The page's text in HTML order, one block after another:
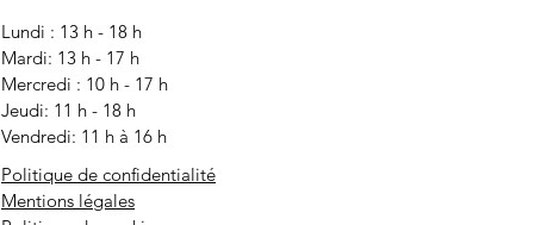
Lundi : 13 h - 18 h
Mardi: 13 h - 17 h
Mercredi : 10 h - 17 h
Jeudi: 11 h - 18 h
Vendredi: 11 h à 16 h
Politique de confidentialité
Mentions légales